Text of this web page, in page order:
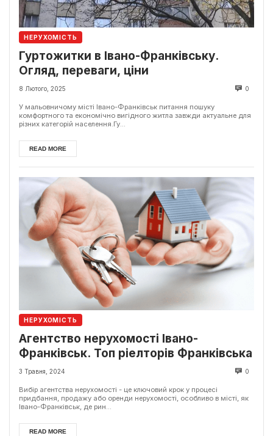
НЕРУХОМІСТЬ
Гуртожитки в Івано-Франківську.
Огляд, переваги, ціни
8 Лютого, 2025 0
У мальовничому місті Івано-Франківськ питання пошуку
комфортного та економічно вигідного житла завжди актуальне для
різних категорій населення.Гу...
READ MORE
НЕРУХОМІСТЬ
Агентство нерухомості Івано-
Франківськ. Топ ріелторів Франківська
3 Травня, 2024 0
Вибір агентства нерухомості - це ключовий крок у процесі
придбання, продажу або оренди нерухомості, особливо в місті, як
Івано-Франківськ, де рин...
READ MORE